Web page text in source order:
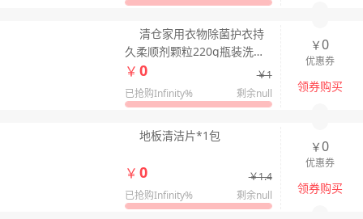
清仓家用衣物除菌护衣持
久柔顺剂颗粒220g瓶装洗衣
留香珠爆香护衣香水
￥ 0
￥1
已抢购Infinity%
剩余null
￥0
优惠券
领券购买
地板清洁片*1包
￥ 0
￥1.4
已抢购Infinity%
剩余null
￥0
优惠券
领券购买